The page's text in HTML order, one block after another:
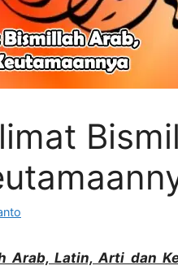
Arab, Latin, Arti dan